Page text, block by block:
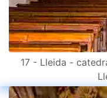
17 - Lleida -